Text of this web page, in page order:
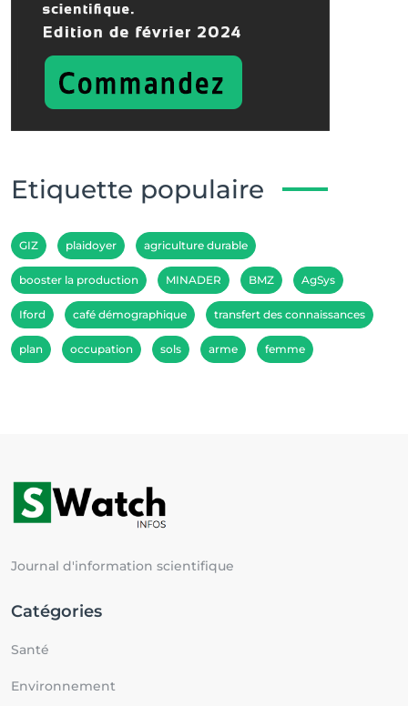
Etiquette populaire
GIZ plaidoyer agriculture durable
booster la production MINADER BMZ AgSys
Iford café démographique transfert des connaissances
plan occupation sols arme femme
Journal d'information scientifique
Catégories
Santé
Environnement